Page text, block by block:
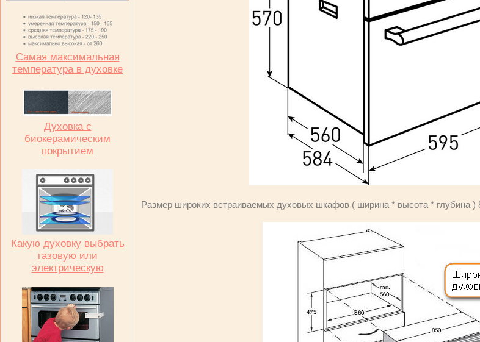
Самая максимальная
температура в духовке
Духовка с
биокерамическим
покрытием
Какую духовку выбрать
газовую или
электрическую
Размер широких встраиваемых духовых шкафов ( ширина * высота * глубина )